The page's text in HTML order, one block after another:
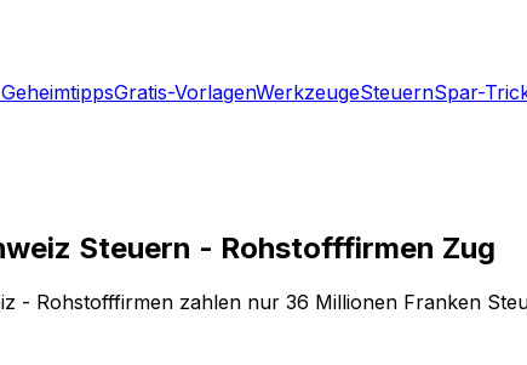
Gratis-VorlagenWerkzeugeSteuernSpar-
Steuern - Rohstofffirmen Zug
- Rohstofffirmen zahlen nur 36 Millionen Franken